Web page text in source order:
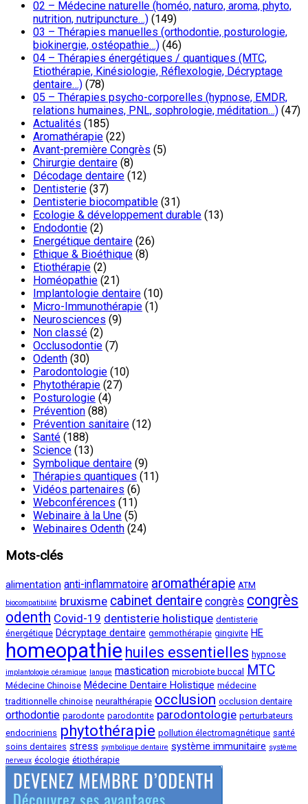
02 – Médecine naturelle (homéo, naturo, aroma, phyto,
nutrition, nutripuncture…) (149)
03 – Thérapies manuelles (orthodontie, posturologie,
biokinergie, ostéopathie…) (46)
04 – Thérapies énergétiques / quantiques (MTC,
Etiothérapie, Kinésiologie, Réflexologie, Décryptage
dentaire…) (78)
05 – Thérapies psycho-corporelles (hypnose, EMDR,
relations humaines, PNL, sophrologie, méditation…) (47)
Actualités (185)
Aromathérapie (22)
Avant-première Congrès (5)
Chirurgie dentaire (8)
Décodage dentaire (12)
Dentisterie (37)
Dentisterie biocompatible (31)
Ecologie & développement durable (13)
Endodontie (2)
Energétique dentaire (26)
Ethique & Bioéthique (8)
Etiothérapie (2)
Homéopathie (21)
Implantologie dentaire (10)
Micro-Immunothérapie (1)
Neurosciences (9)
Non classé (2)
Occlusodontie (7)
Odenth (30)
Parodontologie (10)
Phytothérapie (27)
Posturologie (4)
Prévention (88)
Prévention sanitaire (12)
Santé (188)
Science (13)
Symbolique dentaire (9)
Thérapies quantiques (11)
Vidéos partenaires (6)
Webconférences (11)
Webinaire à la Une (5)
Webinaires Odenth (24)
Mots-clés
alimentation anti-inflammatoire aromathérapie ATM
biocompatibilité bruxisme cabinet dentaire congrès congrès
odenth Covid-19 dentisterie holistique dentisterie
énergétique Décryptage dentaire gemmothérapie gingivite HE
homeopathie huiles essentielles hypnose
implantologie céramique langue mastication microbiote buccal MTC
Médecine Chinoise Médecine Dentaire Holistique médecine
traditionnelle chinoise neuralthérapie occlusion occlusion dentaire
orthodontie parodonte parodontite parodontologie perturbateurs
endocriniens phytothérapie pollution électromagnétique santé
soins dentaires stress symbolique dentaire système immunitaire système
nerveux écologie étiothérapie